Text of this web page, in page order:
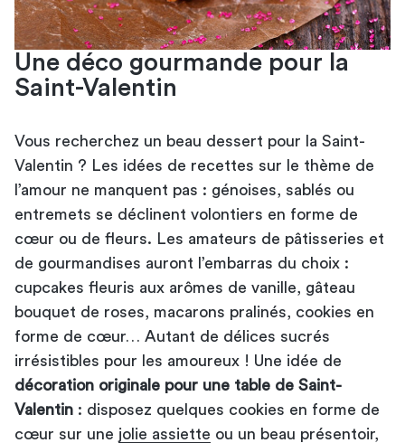
Une déco gourmande pour la
Saint-Valentin
Vous recherchez un beau dessert pour la Saint-
Valentin ? Les idées de recettes sur le thème de
l’amour ne manquent pas : génoises, sablés ou
entremets se déclinent volontiers en forme de
cœur ou de fleurs. Les amateurs de pâtisseries et
de gourmandises auront l’embarras du choix :
cupcakes fleuris aux arômes de vanille, gâteau
bouquet de roses, macarons pralinés, cookies en
forme de cœur… Autant de délices sucrés
irrésistibles pour les amoureux ! Une idée de
décoration originale pour une table de Saint-
Valentin : disposez quelques cookies en forme de
cœur sur une jolie assiette ou un beau présentoir,